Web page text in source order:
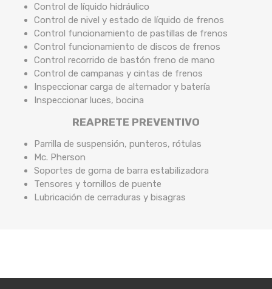
Control de líquido hidráulico
Control de nivel y estado de líquido de frenos
Control funcionamiento de pastillas de frenos
Control funcionamiento de discos de frenos
Control recorrido de bastón freno de mano
Control de campanas y cintas de frenos
Inspeccionar carga de alternador y batería
Inspeccionar luces, bocina
REAPRETE PREVENTIVO
Parrilla de suspensión, punteros, rótulas
Mc. Pherson
Soportes de goma de barra estabilizadora
Tensores y tornillos de puente
Lubricación de cerraduras y bisagras